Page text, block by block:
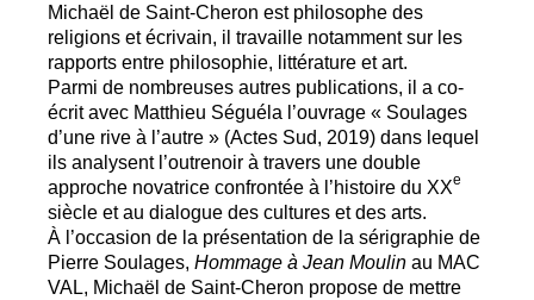
Michaël de Saint-Cheron est philosophe des
religions et écrivain, il travaille notamment sur les
rapports entre philosophie, littérature et art.
Parmi de nombreuses autres publications, il a co-
écrit avec Matthieu Séguéla l’ouvrage « Soulages
d’une rive à l’autre » (Actes Sud, 2019) dans lequel
ils analysent l’outrenoir à travers une double
approche novatrice confrontée à l’histoire du XXe
siècle et au dialogue des cultures et des arts.
À l’occasion de la présentation de la sérigraphie de
Pierre Soulages, Hommage à Jean Moulin au MAC
VAL, Michaël de Saint-Cheron propose de mettre